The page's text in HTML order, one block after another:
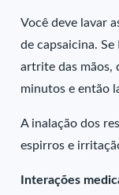
Você deve lavar
de capsaicina.
artrite das mãos,
minutos e então
A inalação dos
espirros e
Interações